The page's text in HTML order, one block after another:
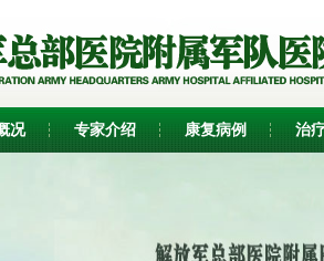
况 专家介绍 康复病例 治